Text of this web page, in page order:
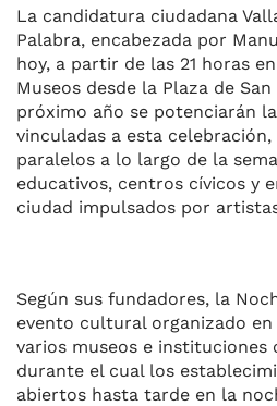
e
b
o
o
k
s
k
y
a
d
s
s
A
p
p
La candidatura ciudadana
Palabra, encabezada por
hoy, a partir de las 21 horas
Museos desde la Plaza de
próximo año se potenciarán
vinculadas a esta
paralelos a lo largo de la
educativos, centros cívicos y
ciudad impulsados por
Según sus fundadores, la
evento cultural organizado
varios museos e
durante el cual los
abiertos hasta tarde en la